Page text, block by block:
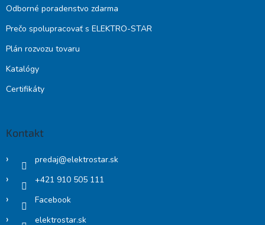
Odborné poradenstvo zdarma
Prečo spolupracovať s ELEKTRO-STAR
Plán rozvozu tovaru
Katalógy
Certifikáty
Kontakt
predaj@elektrostar.sk
+421 910 505 111
Facebook
elektrostar.sk